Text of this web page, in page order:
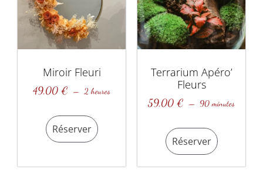
Miroir Fleuri
49,00 € 2 heures
Réserver
Terrarium Apéro’
Fleurs
59,00 € 90 minutes
Réserver